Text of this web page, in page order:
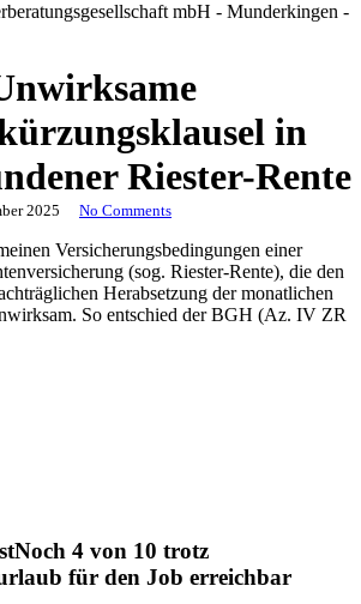
in
Riester-Rente
2025 No Comments
Versicherungsbedingungen einer
(sog. Riester-Rente), die den
Herabsetzung der monatlichen
So entschied der BGH (Az. IV ZR
Noch 4 von 10 trotz
für den Job erreichbar